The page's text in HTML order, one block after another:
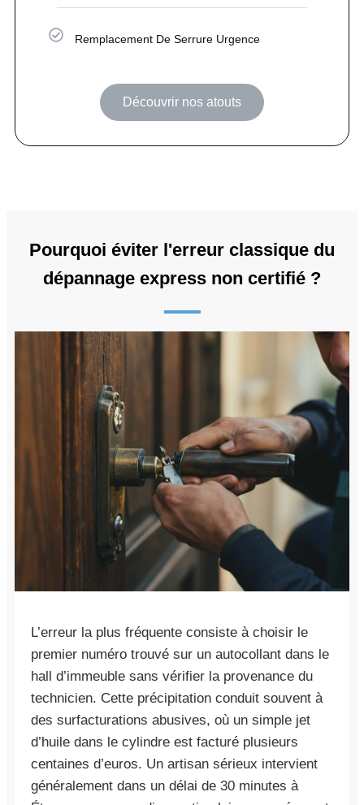
Remplacement De Serrure Urgence
Découvrir nos atouts
Pourquoi éviter l'erreur classique du
dépannage express non certifié ?
L’erreur la plus fréquente consiste à choisir le
premier numéro trouvé sur un autocollant dans le
hall d’immeuble sans vérifier la provenance du
technicien. Cette précipitation conduit souvent à
des surfacturations abusives, où un simple jet
d’huile dans le cylindre est facturé plusieurs
centaines d’euros. Un artisan sérieux intervient
généralement dans un délai de 30 minutes à